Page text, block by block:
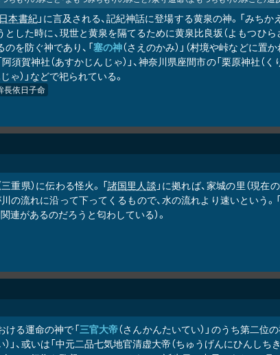
日本書紀」に言及される、記紀神話に登場する黄泉の神。「みちか
した時に、現世と黄泉を隔てるために黄泉比良坂（よもつひ
を防ぐ神であり、「塞の神（さえのかみ）」（村境や峠などに
須賀神社（あすかじんじゃ）」、神奈川県座間市の「栗原神社（
ゃ）」などで祀られている。
長依日子命
重県）に伝わる怪火。「諸国里人談 」に拠れば、家城の里（現
川の流れに沿って下ってくるもので、水の流れより速いという
連があるのだろうと匂わしている）。
ける運命の神で「三官大帝（さんかんたいてい）」のうち第二
」、或いは「中元二品七気地官清虚大帝（ちゅうげんにひんし